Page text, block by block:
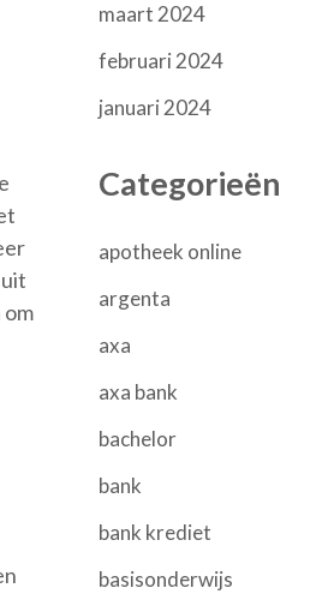
maart 2024
februari 2024
januari 2024
Categorieën
apotheek online
argenta
axa
axa bank
bachelor
bank
bank krediet
basisonderwijs